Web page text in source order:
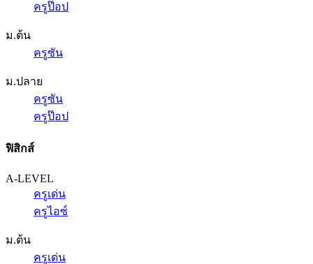
ครูป๊อป
ม.ต้น
ครูซัน
ม.ปลาย
ครูซัน
ครูป๊อป
ฟิสิกส์
A-LEVEL
ครูเด่น
ครูไอซ์
ม.ต้น
ครูเด่น